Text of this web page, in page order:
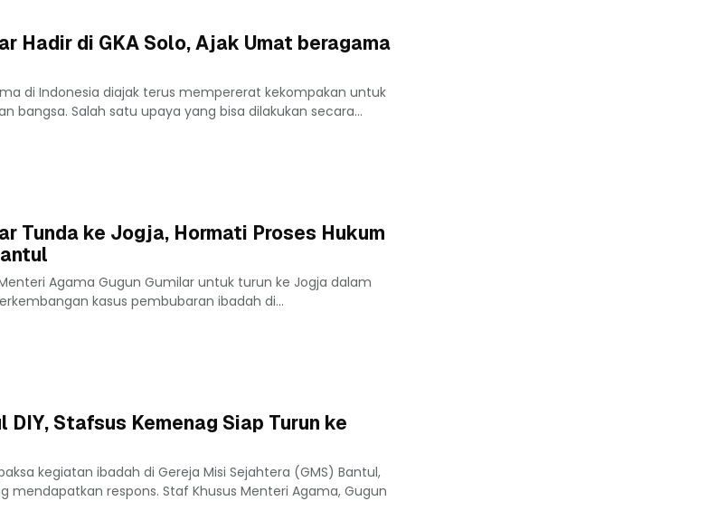
Hadir di GKA Solo, Ajak Umat beragama
di Indonesia diajak terus mempererat kekompakan untuk
bangsa. Salah satu upaya yang bisa dilakukan secara...
Tunda ke Jogja, Hormati Proses Hukum
Menteri Agama Gugun Gumilar untuk turun ke Jogja dalam
kasus pembubaran ibadah di...
DIY, Stafsus Kemenag Siap Turun ke
paksa kegiatan ibadah di Gereja Misi Sejahtera (GMS) Bantul,
mendapatkan respons. Staf Khusus Menteri Agama, Gugun